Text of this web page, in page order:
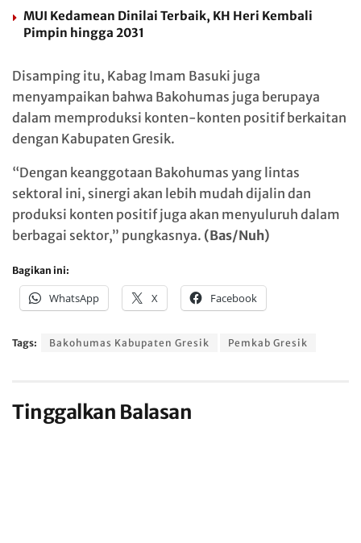
MUI Kedamean Dinilai Terbaik, KH Heri Kembali
Pimpin hingga 2031
Disamping itu, Kabag Imam Basuki juga
menyampaikan bahwa Bakohumas juga berupaya
dalam memproduksi konten-konten positif berkaitan
dengan Kabupaten Gresik.
“Dengan keanggotaan Bakohumas yang lintas
sektoral ini, sinergi akan lebih mudah dijalin dan
produksi konten positif juga akan menyuluruh dalam
berbagai sektor,” pungkasnya. (Bas/Nuh)
Bagikan ini:
WhatsApp X Facebook
Tags: Bakohumas Kabupaten Gresik Pemkab Gresik
Tinggalkan Balasan